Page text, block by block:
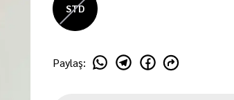
STD
Paylaş: